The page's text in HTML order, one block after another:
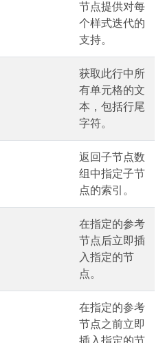
节点提供对每
个样式迭代的
支持。
获取此行中所
有单元格的文
本，包括行尾
字符。
返回子节点数
组中指定子节
点的索引。
在指定的参考
节点后立即插
入指定的节
点。
在指定的参考
节点之前立即
插入指定的节